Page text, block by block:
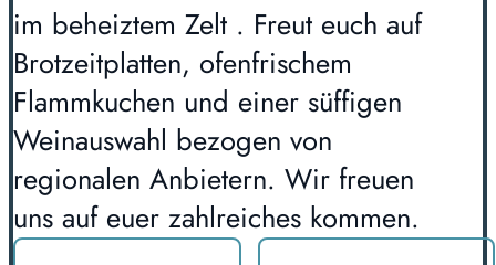
im beheiztem Zelt . Freut euch auf
Brotzeitplatten, ofenfrischem
Flammkuchen und einer süffigen
Weinauswahl bezogen von
regionalen Anbietern. Wir freuen
uns auf euer zahlreiches kommen.